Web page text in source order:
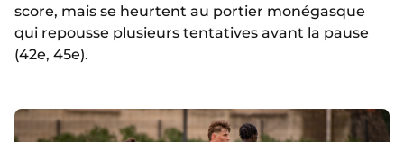
score, mais se heurtent au portier monégasque
qui repousse plusieurs tentatives avant la pause
(42e, 45e).